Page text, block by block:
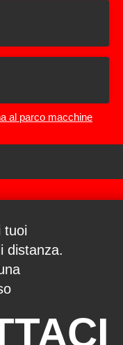
al parco macchine
tuoi
distanza.